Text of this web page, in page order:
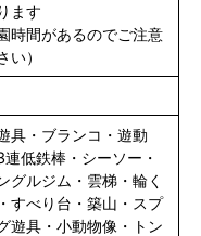
ます
園時間があるのでご注意
い）
具・ブランコ・遊動
連低鉄棒・シーソー・
グルジム・雲梯・輪く
すべり台・築山・スプ
遊具・小動物像・トン